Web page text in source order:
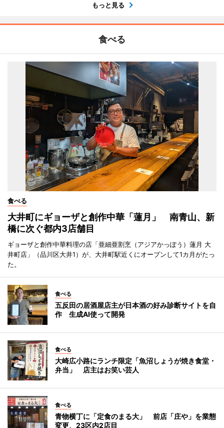
もっと見る
食べる
食べる
大井町にギョーザと創作中華「蓮月」 南青山、新
橋に次ぐ都内3店舗目
ギョーザと創作中華料理の店「亜細亜割烹（アジアかっぽう）蓮月 大
井町店」（品川区大井1）が、大井町駅近くにオープンして1カ月がたっ
た。
食べる
五反田の居酒屋店主が日本酒の好み診断サイトを自
作 生成AI使って開発
食べる
大崎広小路にランチ限定「魚沼しょうが焼き食堂・
弁当」 店主はお笑い芸人
食べる
青物横丁に「定食のまる大」 前店「庄や」を業態
変更、23区内2店目